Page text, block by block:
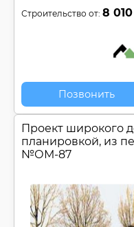
Строительство от: 8
Позвонить
Проект широкого
планировкой, из
№ОМ-87